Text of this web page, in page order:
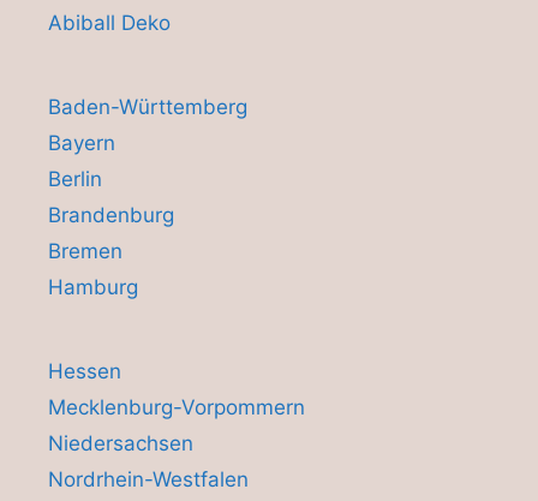
Abiball Deko
Baden-Württemberg
Bayern
Berlin
Brandenburg
Bremen
Hamburg
Hessen
Mecklenburg-Vorpommern
Niedersachsen
Nordrhein-Westfalen